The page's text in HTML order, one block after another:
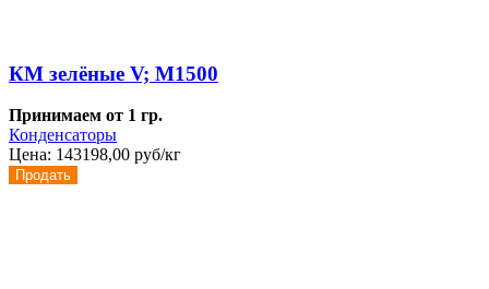
КМ зелёные V; М1500
Принимаем от 1 гр.
Конденсаторы
Цена: 143198,00 руб/кг
Продать